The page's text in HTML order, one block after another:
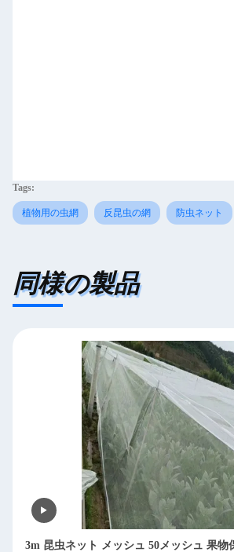
Tags:
植物用の虫網 反昆虫の網 防虫ネット
同様の製品
3m 昆虫ネット メッシュ 50メッシュ 果物